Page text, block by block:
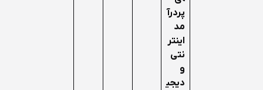
پردرآ
مد
اینتر
نتی
و
دیجی